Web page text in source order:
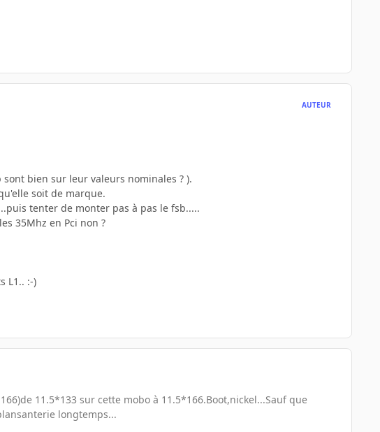
AUTEUR
sont bien sur leur valeurs nominales ? ).
soit de marque.
tenter de monter pas à pas le fsb.....
35Mhz en Pci non ?
L1.. :-)
11.5*133 sur cette mobo à 11.5*166.Boot,nickel...Sauf que
longtemps...